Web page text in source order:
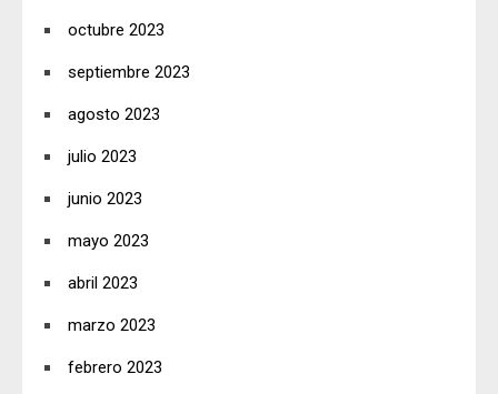
octubre 2023
septiembre 2023
agosto 2023
julio 2023
junio 2023
mayo 2023
abril 2023
marzo 2023
febrero 2023